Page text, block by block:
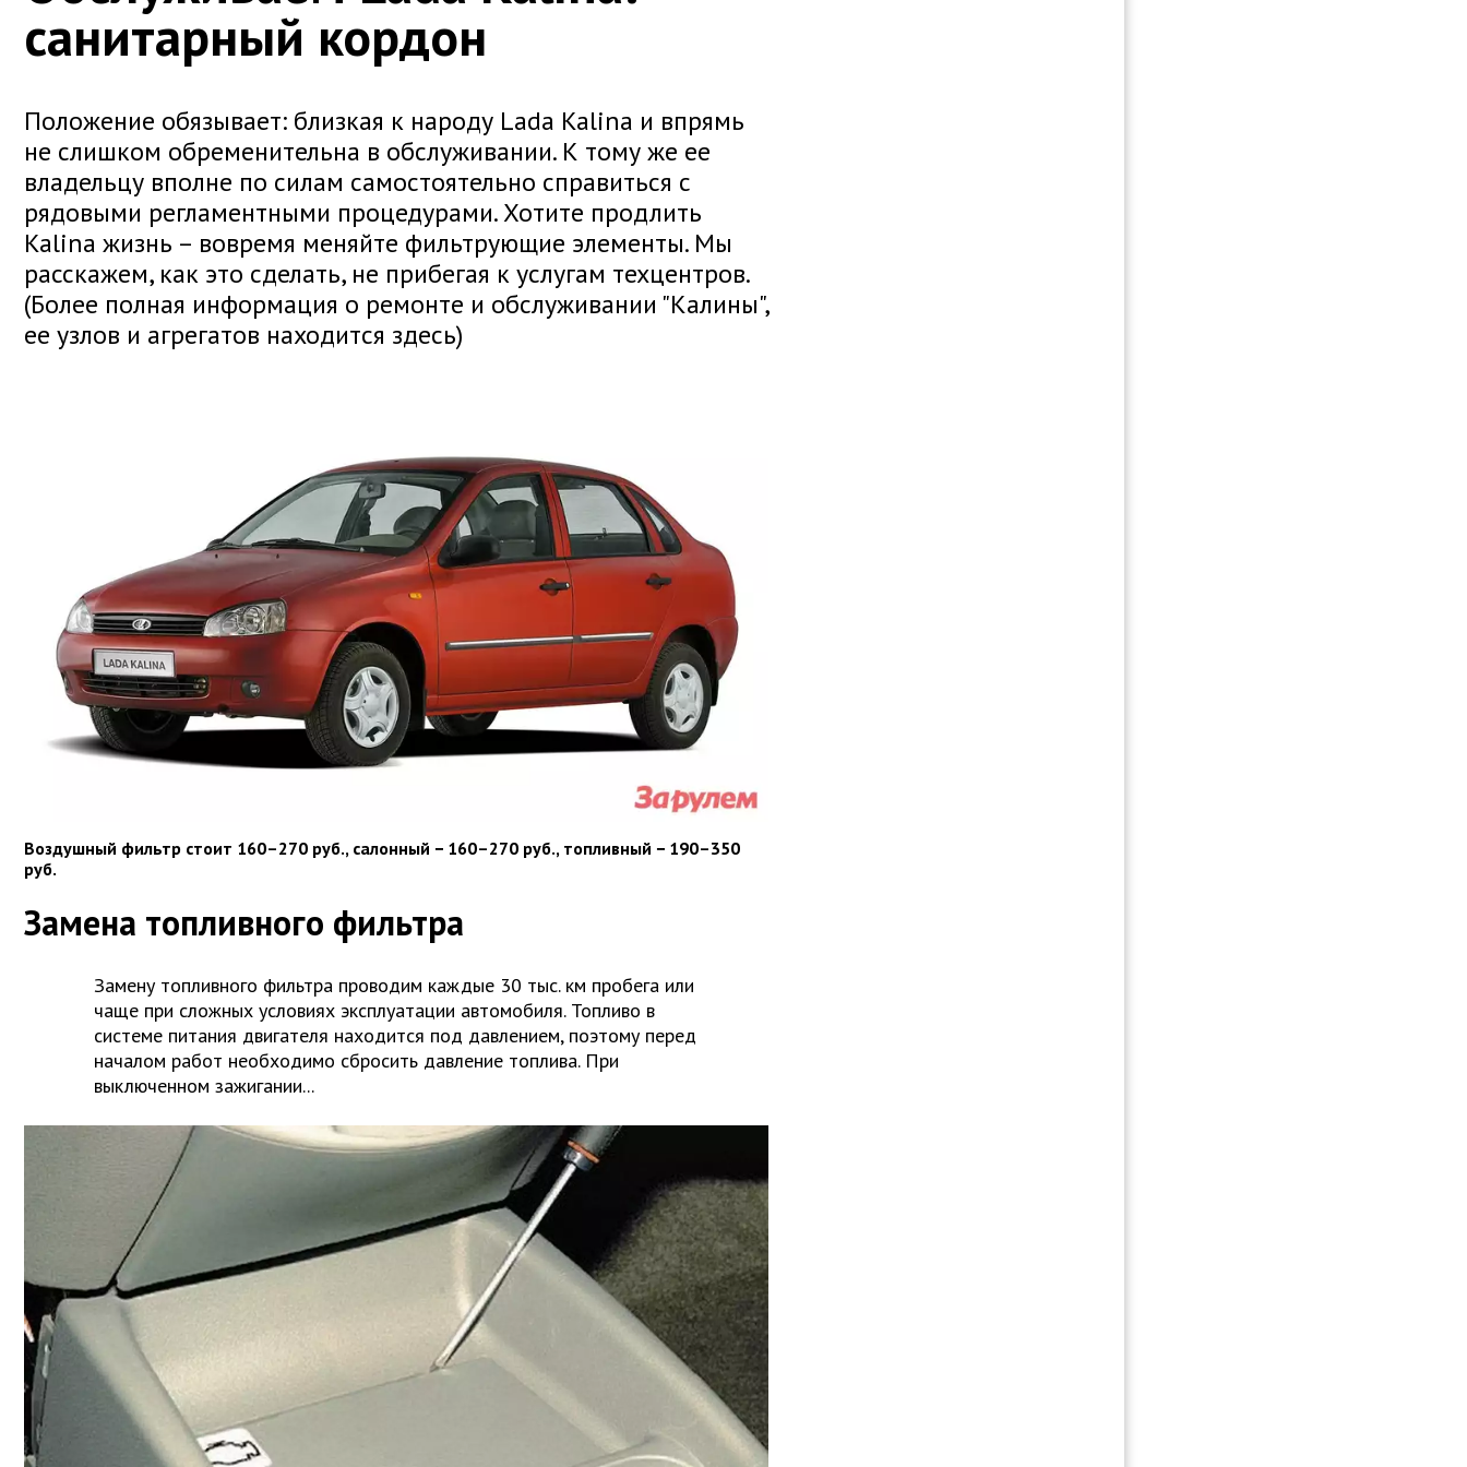
санитарный кордон
Положение обязывает: близкая к народу Lada Kalina и впрямь
не слишком обременительна в обслуживании. К тому же ее
владельцу вполне по силам самостоятельно справиться с
рядовыми регламентными процедурами. Хотите продлить
Kalina жизнь – вовремя меняйте фильтрующие элементы. Мы
расскажем, как это сделать, не прибегая к услугам техцентров.
(Более полная информация о ремонте и обслуживании "Калины",
ее узлов и агрегатов находится здесь)
Воздушный фильтр стоит 160–270 руб., салонный − 160–270 руб., топливный − 190–350
руб.
Замена топливного фильтра
Замену топливного фильтра проводим каждые 30 тыс. км пробега или
чаще при сложных условиях эксплуатации автомобиля. Топливо в
системе питания двигателя находится под давлением, поэтому перед
началом работ необходимо сбросить давление топлива. При
выключенном зажигании...